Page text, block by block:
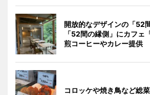
開放的なデザインの「52
「52間の縁側」にカフ
煎コーヒーやカレー提供
コロッケや焼き鳥など総